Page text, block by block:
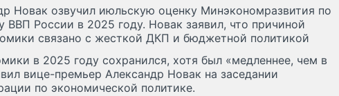
Новак озвучил июльскую оценку Минэкономразвития по
ВВП России в 2025 году. Новак заявил, что причиной
связано с жесткой ДКП и бюджетной политикой
в 2025 году сохранился, хотя был «медленнее, чем в
вице-премьер Александр Новак на заседании
по экономической политике.